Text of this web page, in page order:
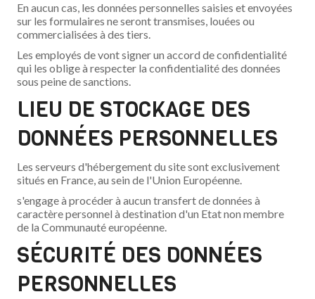
En aucun cas, les données personnelles saisies et envoyées
sur les formulaires ne seront transmises, louées ou
commercialisées à des tiers.
Les employés de vont signer un accord de confidentialité
qui les oblige à respecter la confidentialité des données
sous peine de sanctions.
LIEU DE STOCKAGE DES
DONNÉES PERSONNELLES
Les serveurs d'hébergement du site sont exclusivement
situés en France, au sein de l'Union Européenne.
s'engage à procéder à aucun transfert de données à
caractère personnel à destination d'un Etat non membre
de la Communauté européenne.
SÉCURITÉ DES DONNÉES
PERSONNELLES